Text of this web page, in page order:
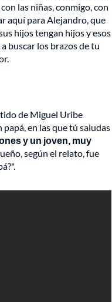
las niñas, conmigo, con
aquí para Alejandro, que
hijos tengan hijos y esos
buscar los brazos de tu
de Miguel Uribe
papá, en las que tú saludas
y un joven, muy
según el relato, fue